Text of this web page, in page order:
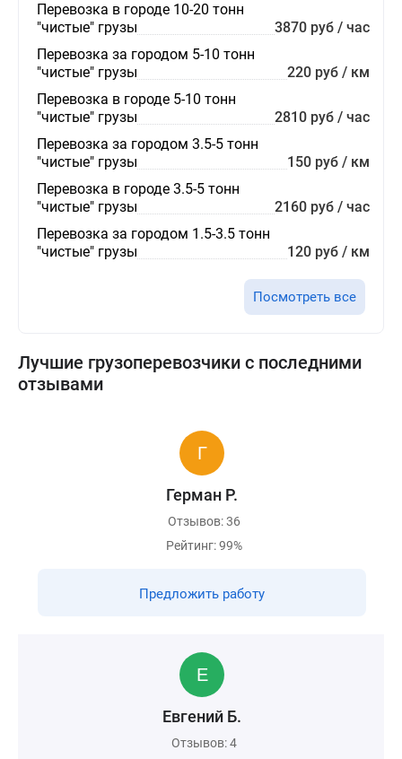
Перевозка в городе 10-20 тонн
"чистые" грузы
3870 руб / час
Перевозка за городом 5-10 тонн
"чистые" грузы
220 руб / км
Перевозка в городе 5-10 тонн
"чистые" грузы
2810 руб / час
Перевозка за городом 3.5-5 тонн
"чистые" грузы
150 руб / км
Перевозка в городе 3.5-5 тонн
"чистые" грузы
2160 руб / час
Перевозка за городом 1.5-3.5 тонн
"чистые" грузы
120 руб / км
Посмотреть все
Лучшие грузоперевозчики с последними
отзывами
Герман Р.
Отзывов: 36
Рейтинг: 99%
Предложить работу
Евгений Б.
Отзывов: 4